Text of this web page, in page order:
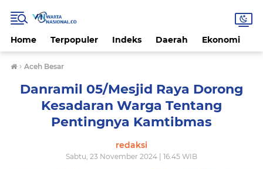
Home Terpopuler Indeks Daerah Ekonomi
› Aceh Besar
Danramil 05/Mesjid Raya Dorong
Kesadaran Warga Tentang
Pentingnya Kamtibmas
redaksi
Sabtu, 23 November 2024 | 16.45 WIB